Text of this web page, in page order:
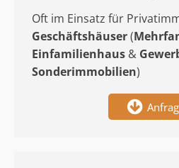
Oft im Einsatz für
Geschäftshäuser(
Einfamilienhaus &
Sonderimmobilien)